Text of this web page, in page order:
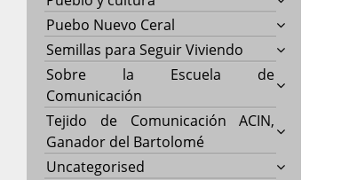
Puebo Nuevo Ceral
Semillas para Seguir Viviendo
Sobre la Escuela de
Comunicación
Tejido de Comunicación ACIN,
Ganador del Bartolomé
Uncategorised